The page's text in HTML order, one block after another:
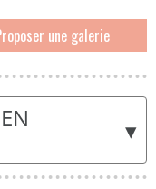
une galerie
▾